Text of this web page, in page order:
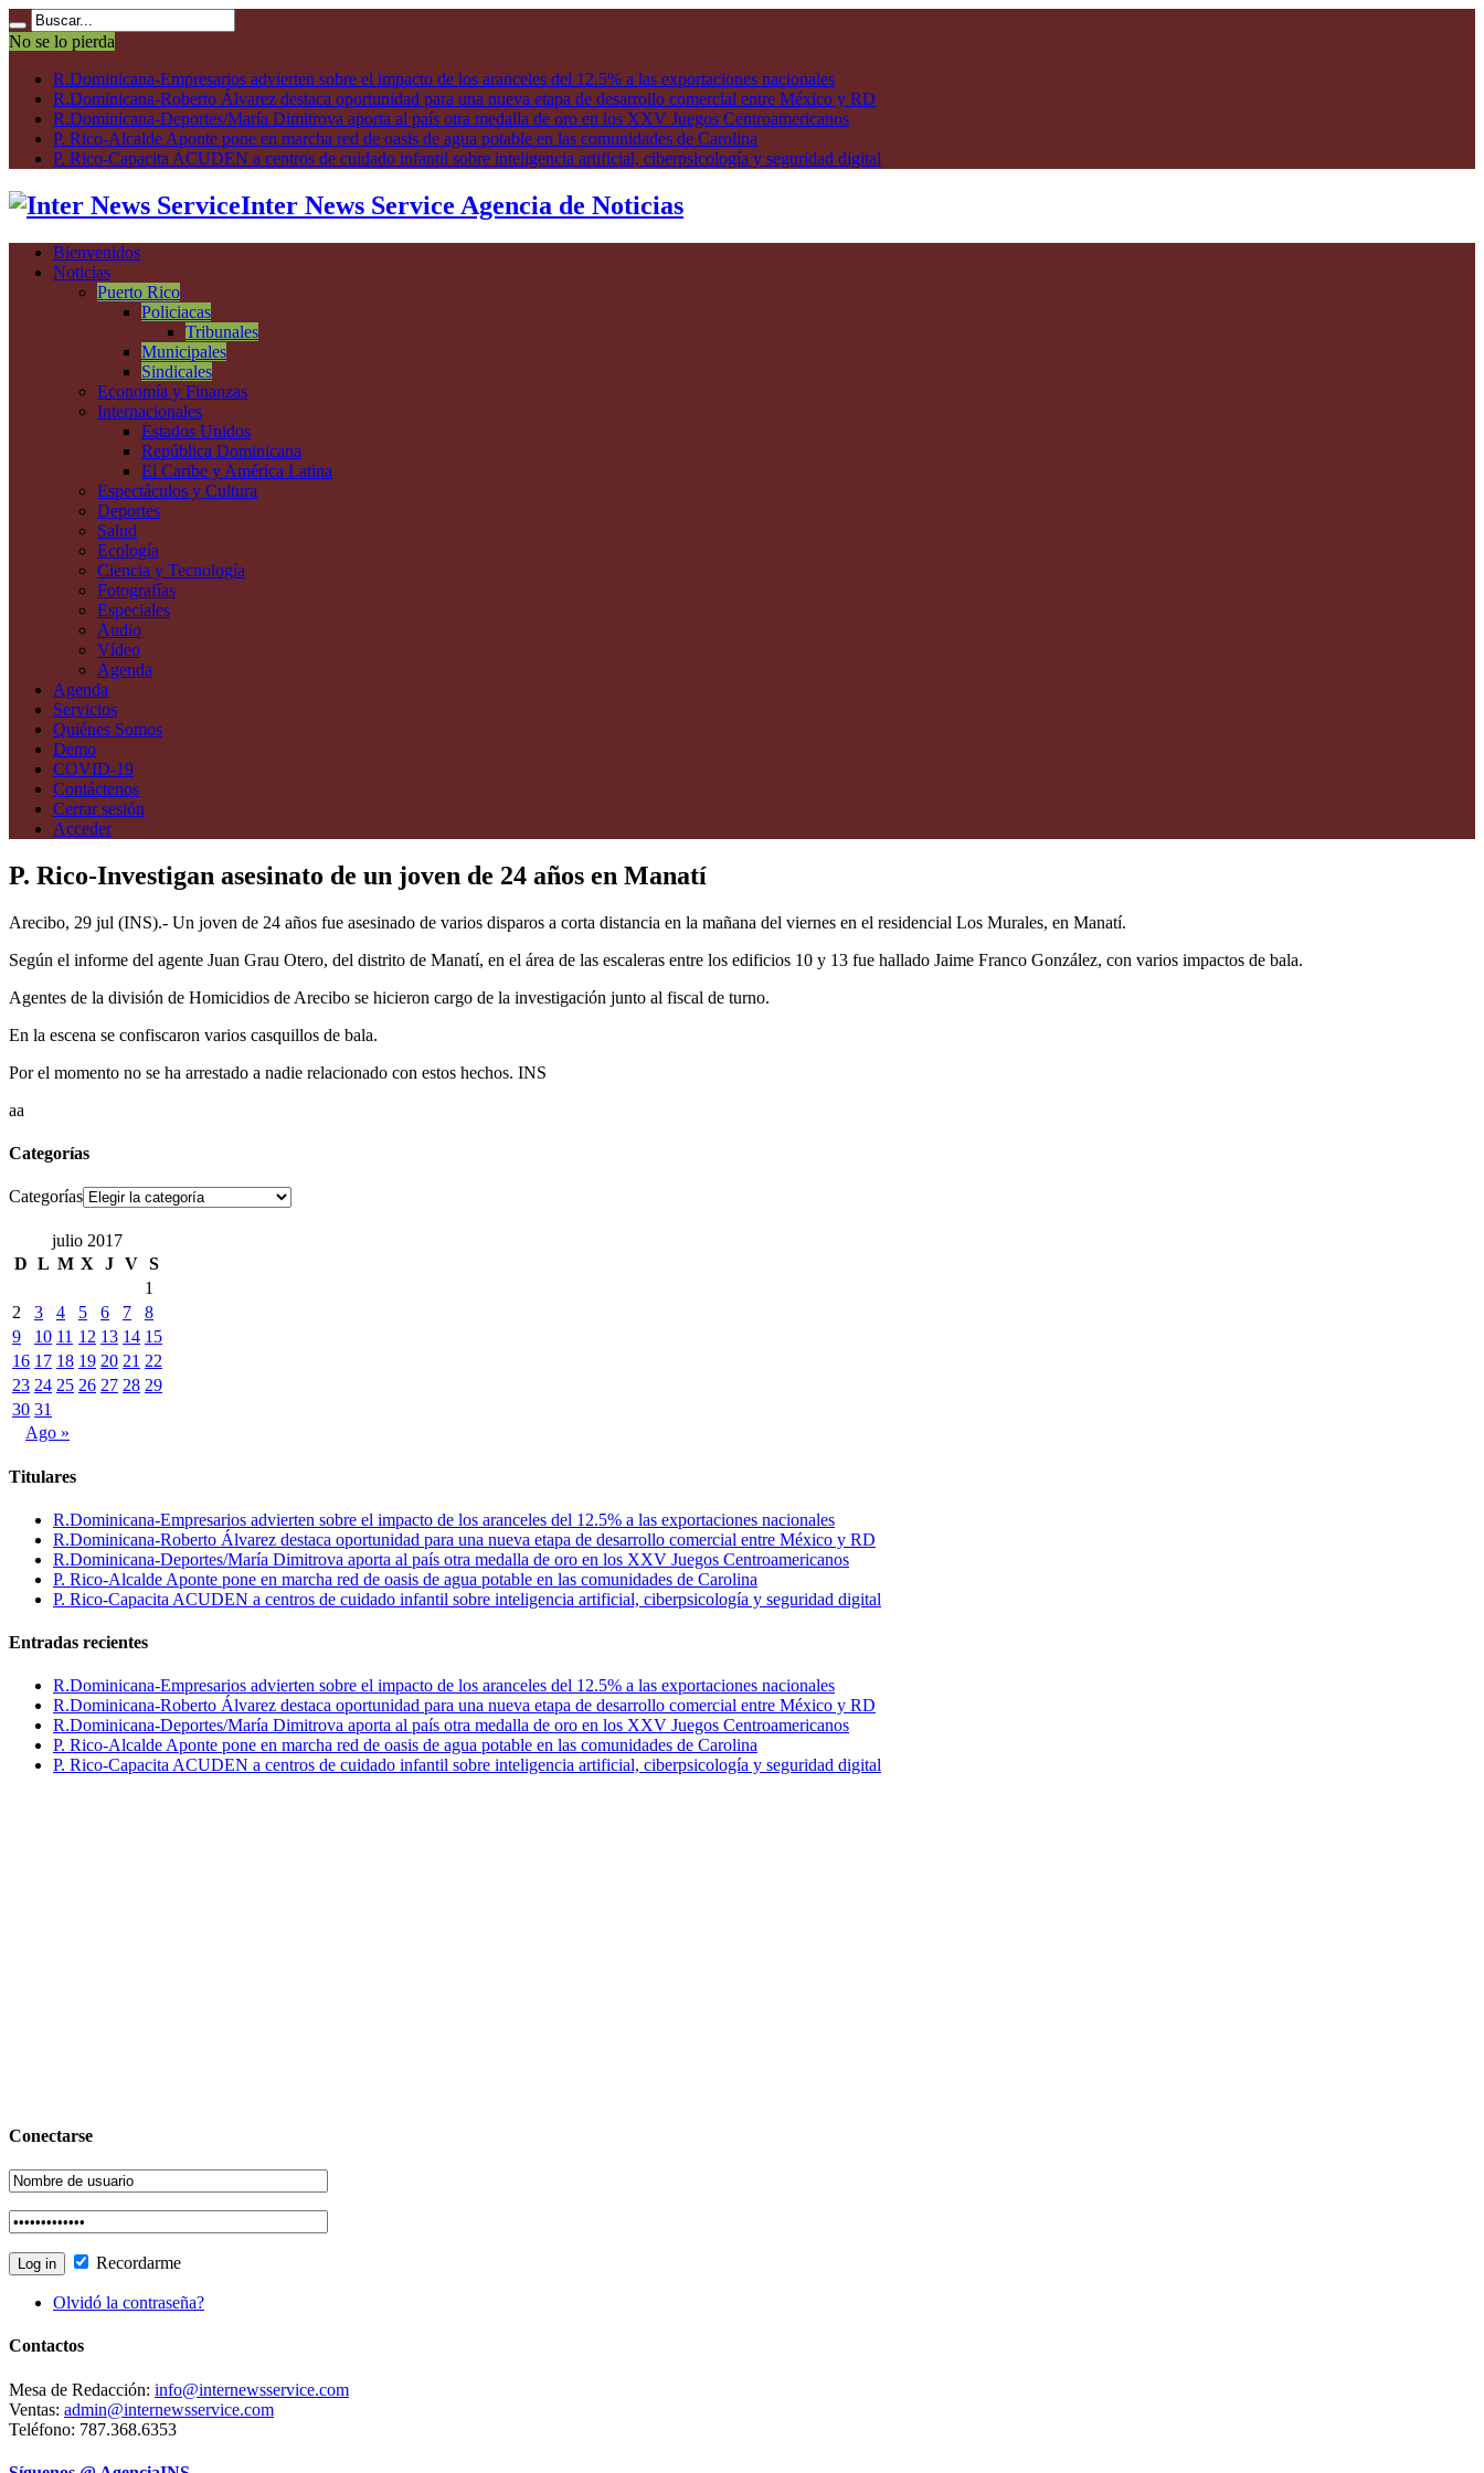
No se lo pierda
R.Dominicana-Empresarios advierten sobre el impacto de los aranceles del 12.5% a las exportaciones nacionales
R.Dominicana-Roberto Álvarez destaca oportunidad para una nueva etapa de desarrollo comercial entre México y RD
R.Dominicana-Deportes/María Dimitrova aporta al país otra medalla de oro en los XXV Juegos Centroamericanos
P. Rico-Alcalde Aponte pone en marcha red de oasis de agua potable en las comunidades de Carolina
P. Rico-Capacita ACUDEN a centros de cuidado infantil sobre inteligencia artificial, ciberpsicología y seguridad digital
Inter News Service Agencia de Noticias
Bienvenidos
Noticias
Puerto Rico
Policiacas
Tribunales
Municipales
Sindicales
Economía y Finanzas
Internacionales
Estados Unidos
República Dominicana
El Caribe y América Latina
Espectáculos y Cultura
Deportes
Salud
Ecología
Ciencia y Tecnología
Fotografías
Especiales
Audio
Vídeo
Agenda
Agenda
Servicios
Quiénes Somos
Demo
COVID-19
Contáctenos
Cerrar sesión
Acceder
P. Rico-Investigan asesinato de un joven de 24 años en Manatí
Arecibo, 29 jul (INS).- Un joven de 24 años fue asesinado de varios disparos a corta distancia en la mañana del viernes en el residencial Los Murales, en Manatí.
Según el informe del agente Juan Grau Otero, del distrito de Manatí, en el área de las escaleras entre los edificios 10 y 13 fue hallado Jaime Franco González, con varios impactos de bala.
Agentes de la división de Homicidios de Arecibo se hicieron cargo de la investigación junto al fiscal de turno.
En la escena se confiscaron varios casquillos de bala.
Por el momento no se ha arrestado a nadie relacionado con estos hechos. INS
aa
Categorías
Categorías
julio 2017
D L M X J V S
1
2
3 4 5 6 7
8
9
10 11 12 13 14 15
16 17 18 19 20 21 22
23 24 25 26 27 28 29
30 31
Ago »
Titulares
R.Dominicana-Empresarios advierten sobre el impacto de los aranceles del 12.5% a las exportaciones nacionales
R.Dominicana-Roberto Álvarez destaca oportunidad para una nueva etapa de desarrollo comercial entre México y RD
R.Dominicana-Deportes/María Dimitrova aporta al país otra medalla de oro en los XXV Juegos Centroamericanos
P. Rico-Alcalde Aponte pone en marcha red de oasis de agua potable en las comunidades de Carolina
P. Rico-Capacita ACUDEN a centros de cuidado infantil sobre inteligencia artificial, ciberpsicología y seguridad digital
Entradas recientes
R.Dominicana-Empresarios advierten sobre el impacto de los aranceles del 12.5% a las exportaciones nacionales
R.Dominicana-Roberto Álvarez destaca oportunidad para una nueva etapa de desarrollo comercial entre México y RD
R.Dominicana-Deportes/María Dimitrova aporta al país otra medalla de oro en los XXV Juegos Centroamericanos
P. Rico-Alcalde Aponte pone en marcha red de oasis de agua potable en las comunidades de Carolina
P. Rico-Capacita ACUDEN a centros de cuidado infantil sobre inteligencia artificial, ciberpsicología y seguridad digital
Conectarse
Recordarme
Olvidó la contraseña?
Contactos
Mesa de Redacción: info@internewsservice.com
Ventas: admin@internewsservice.com
Teléfono: 787.368.6353